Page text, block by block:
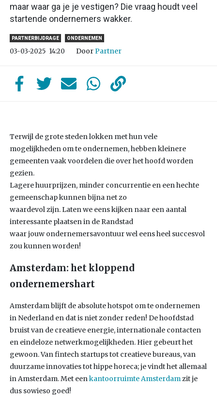
maar waar ga je je vestigen? Die vraag houdt veel
startende ondernemers wakker.
PARTNERBIJDRAGE ONDERNEMEN
03-03-2025 14:20 DoorPartner
Terwijl de grote steden lokken met hun vele
mogelijkheden om te ondernemen, hebben kleinere
gemeenten vaak voordelen die over het hoofd worden
gezien.
Lagere huurprijzen, minder concurrentie en een hechte
gemeenschap kunnen bijna net zo
waardevol zijn. Laten we eens kijken naar een aantal
interessante plaatsen in de Randstad
waar jouw ondernemersavontuur wel eens heel succesvol
zou kunnen worden!
Amsterdam: het kloppend
ondernemershart
Amsterdam blijft de absolute hotspot om te ondernemen
in Nederland en dat is niet zonder reden! De hoofdstad
bruist van de creatieve energie, internationale contacten
en eindeloze netwerkmogelijkheden. Hier gebeurt het
gewoon. Van fintech startups tot creatieve bureaus, van
duurzame innovaties tot hippe horeca; je vindt het allemaal
in Amsterdam. Met eenkantoorruimte Amsterdamzit je
dus sowieso goed!